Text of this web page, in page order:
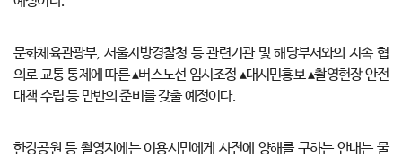
문화체육관광부, 서울지방경찰청 등 관련기관 및 해당부서와의 지속 협
의로 교통 통제에 따른 ▴버스노선 임시조정 ▴대시민홍보 ▴촬영현장 안전
대책 수립 등 만반의 준비를 갖출 예정이다.
한강공원 등 촬영지에는 이용시민에게 사전에 양해를 구하는 안내는 물